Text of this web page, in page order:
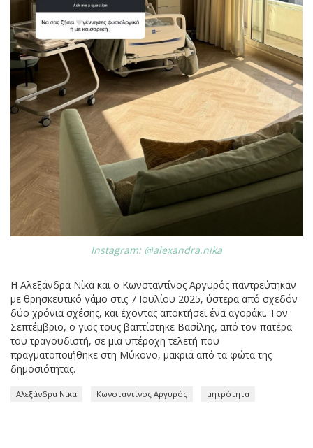
Instagram: @alexandra.nika
Η Αλεξάνδρα Νίκα και ο Κωνσταντίνος Αργυρός παντρεύτηκαν
με θρησκευτικό γάμο στις 7 Ιουλίου 2025, ύστερα από σχεδόν
δύο χρόνια σχέσης, και έχοντας αποκτήσει ένα αγοράκι. Τον
Σεπτέμβριο, ο γιος τους βαπτίστηκε Βασίλης, από τον πατέρα
του τραγουδιστή, σε μια υπέροχη τελετή που
πραγματοποιήθηκε στη Μύκονο, μακριά από τα φώτα της
δημοσιότητας.
Αλεξάνδρα Νίκα Κωνσταντίνος Αργυρός μητρότητα